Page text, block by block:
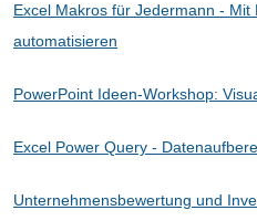
Excel Makros für Jedermann - Mit
automatisieren
PowerPoint Ideen-Workshop:
Excel Power Query -
Unternehmensbewertung und